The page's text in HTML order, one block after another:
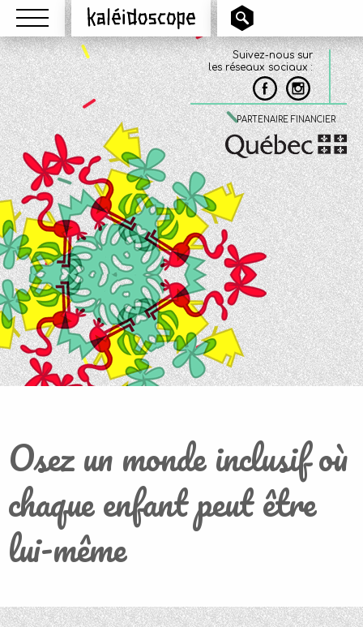
Menu Kaléidoscope
Suivez-nous sur
les réseaux sociaux :
PARTENAIRE FINANCIER
Osez un monde inclusif où
chaque enfant peut être
lui-même